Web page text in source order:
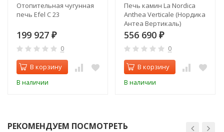
Отопительная чугунная
печь Efel C 23
199 927 ₽
0
В корзину
В наличии
Печь камин La Nordica
Anthea Verticale (Нордика
Антеа Вертикаль)
556 690 ₽
0
В корзину
В наличии
РЕКОМЕНДУЕМ ПОСМОТРЕТЬ